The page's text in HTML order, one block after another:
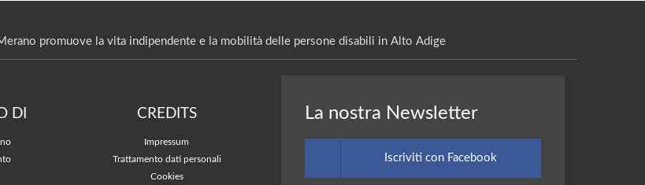
promuove la vita indipendente e la mobilità delle persone disabili in Alto Adige
DI CREDITS
Impressum
Trattamento dati personali
Cookies
La nostra Newsletter
Iscriviti con Facebook